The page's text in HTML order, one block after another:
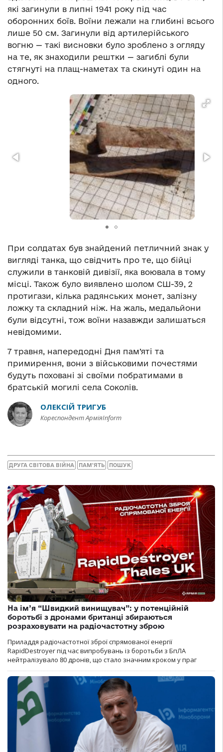
які загинули в липні 1941 року під час
оборонних боїв. Воїни лежали на глибині всього
лише 50 см. Загинули від артилерійського
вогню — такі висновки було зроблено з огляду
на те, як знаходили рештки — загиблі були
стягнуті на плащ-наметах та скинуті один на
одного.
При солдатах був знайдений петличний знак у
вигляді танка, що свідчить про те, що бійці
служили в танковій дивізії, яка воювала в тому
місці. Також було виявлено шолом СШ-39, 2
протигази, кілька радянських монет, залізну
ложку та складний ніж. На жаль, медальйони
були відсутні, тож воїни назавжди залишаться
невідомими.
7 травня, напередодні Дня пам’яті та
примирення, вони з військовими почестями
будуть поховані зі своїми побратимами в
братській могилі села Соколів.
ОЛЕКСІЙ ТРИГУБ
Кореспондент АрміяInform
ДРУГА СВІТОВА ВІЙНА ПАМ'ЯТЬ ПОШУК
На ім’я “Швидкий винищувач”: у потенційній
боротьбі з дронами британці збираються
розраховувати на радіочастотну зброю
Приладдя радіочастотної зброї спрямованої енергії
RapidDestroyer під час випробувань із боротьби з БпЛА
нейтралізувало 80 дронів, що стало значним кроком у праг